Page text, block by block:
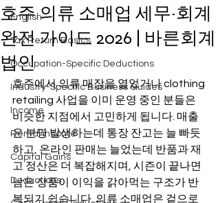
English
Tax Return Basics
Occupation-Specific Deductions
Industry-Specific Business Guides
Income
Rental income
Capital Gains
Deductions
호주 의류 소매업 세무·회계
완전 가이드 2026 | 바른회계
법인
호주에서 의류 매장을 열었거나 clothing
retailing 사업을 이미 운영 중인 분들은
비슷한 지점에서 고민하게 됩니다. 매출
은 분명 발생하는데 통장 잔고는 늘 빠듯
하고, 온라인 판매는 늘었는데 반품과 재
고 정산은 더 복잡해지며, 시즌이 끝나면
남은 상품이 이익을 갉아먹는 구조가 반
복되기 쉽습니다. 의류 소매업은 겉으로